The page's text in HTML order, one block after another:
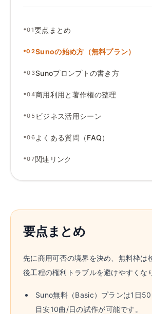
•01要点まとめ
•02Sunoの始め方（無料プラン）
•03Sunoプロンプトの書き方
•04商用利用と著作権の整理
•05 ビジネス活用シーン
•06 よくある質問（FAQ）
•07関連リンク
要点まとめ
先に商用可否の境界を決め、無料枠は
後工程の権利トラブルを避けやすくな
Suno無料（Basic）プランは1日50
目安10曲/日の試作が可能です。